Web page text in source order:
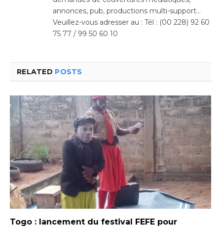
annonces, pub, productions multi-support…
Veuillez-vous adresser au : Tél : (00 228) 92 60
75 77 / 99 50 60 10
RELATED POSTS
Togo : lancement du festival FEFE pour